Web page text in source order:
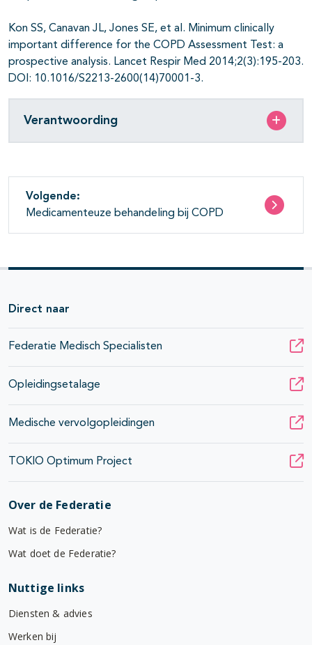
Kon SS, Canavan JL, Jones SE, et al. Minimum clinically
important difference for the COPD Assessment Test: a
prospective analysis. Lancet Respir Med 2014;2(3):195-203.
DOI: 10.1016/S2213-2600(14)70001-3.
Verantwoording
Volgende:
Medicamenteuze behandeling bij COPD
Direct naar
Federatie Medisch Specialisten
Opleidingsetalage
Medische vervolgopleidingen
TOKIO Optimum Project
Over de Federatie
Wat is de Federatie?
Wat doet de Federatie?
Nuttige links
Diensten & advies
Werken bij